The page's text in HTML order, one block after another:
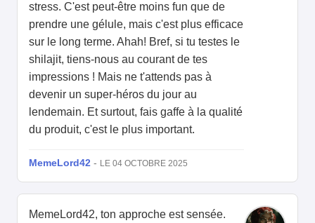
stress. C'est peut-être moins fun que de
prendre une gélule, mais c'est plus efficace
sur le long terme. Ahah! Bref, si tu testes le
shilajit, tiens-nous au courant de tes
impressions ! Mais ne t'attends pas à
devenir un super-héros du jour au
lendemain. Et surtout, fais gaffe à la qualité
du produit, c'est le plus important.
MemeLord42 - LE 04 OCTOBRE 2025
MemeLord42, ton approche est sensée.